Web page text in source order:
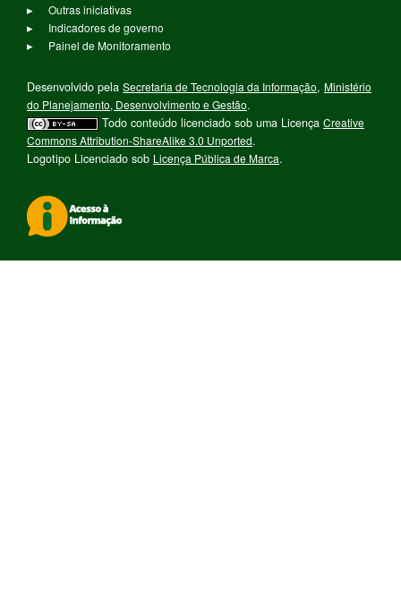
Outras iniciativas
Indicadores de governo
Painel de Monitoramento
Desenvolvido pela Secretaria de Tecnologia da Informação, Ministério
do Planejamento, Desenvolvimento e Gestão.
Todo conteúdo licenciado sob uma Licença Creative
Commons Attribution-ShareAlike 3.0 Unported.
Logotipo Licenciado sob Licença Pública de Marca.